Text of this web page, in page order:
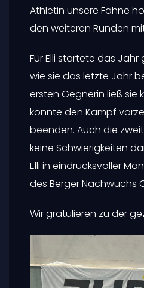
Athletin unsere Fahne
den weiteren Runden
Für Elli startete das
wie sie das letzte Jahr
ersten Gegnerin ließ sie
konnte den Kampf
beenden. Auch die
keine Schwierigkeiten
Elli in eindrucksvoller
des Berger Nachwuchs
Wir gratulieren zu der